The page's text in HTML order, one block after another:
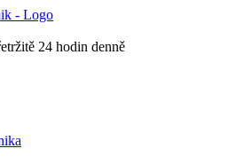
24 hodin denně